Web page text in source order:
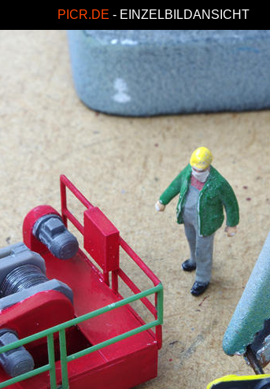
PICR.DE - EINZELBILDANSICHT